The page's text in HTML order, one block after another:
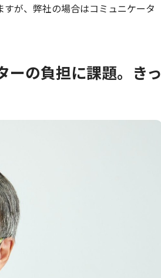
が、弊社の場合はコミュニケータ
ーの負担に課題。きっ